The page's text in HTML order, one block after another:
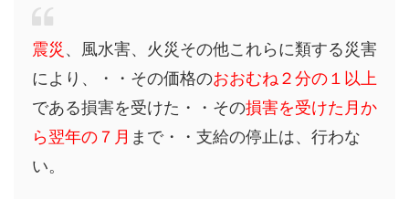
震災 、風水害、火災その他これらに類する災害
により、・・その価格のおおむね２分の１以上
である損害を受けた・・その損害を受けた月か
ら翌年の７月 まで・・支給の停止は、行わな
い。